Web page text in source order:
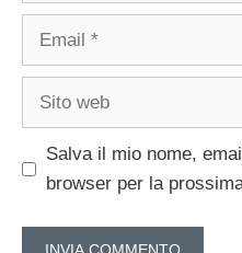
Email
Sito
Salva il mio nome,
browser per la